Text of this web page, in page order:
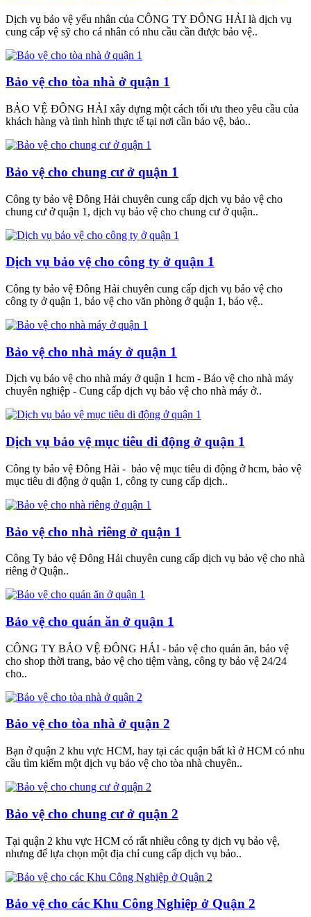
Dịch vụ bảo vệ yếu nhân của CÔNG TY ĐÔNG HẢI là dịch vụ
cung cấp vệ sỹ cho cá nhân có nhu cầu cần được bảo vệ..
Bảo vệ cho tòa nhà ở quận 1
BẢO VỆ ĐÔNG HẢI xây dựng một cách tối ưu theo yêu cầu của
khách hàng và tình hình thực tế tại nơi cần bảo vệ, bảo..
Bảo vệ cho chung cư ở quận 1
Công ty bảo vệ Đông Hải chuyên cung cấp dịch vụ bảo vệ cho
chung cư ở quận 1, dịch vụ bảo vệ cho chung cư ở quận..
Dịch vụ bảo vệ cho công ty ở quận 1
Công ty bảo vệ Đông Hải chuyên cung cấp dịch vụ bảo vệ cho
công ty ở quận 1, bảo vệ cho văn phòng ở quận 1, bảo vệ..
Bảo vệ cho nhà máy ở quận 1
Dịch vụ bảo vệ cho nhà máy ở quận 1 hcm - Bảo vệ cho nhà máy
chuyên nghiệp - Cung cấp dịch vụ bảo vệ cho nhà máy ở..
Dịch vụ bảo vệ mục tiêu di động ở quận 1
Công ty bảo vệ Đông Hải - bảo vệ mục tiêu di động ở hcm, bảo vệ
mục tiêu di động ở quận 1, công ty cung cấp dịch..
Bảo vệ cho nhà riêng ở quận 1
Công Ty bảo vệ Đông Hải chuyên cung cấp dịch vụ bảo vệ cho nhà
riêng ở Quận..
Bảo vệ cho quán ăn ở quận 1
CÔNG TY BẢO VỆ ĐÔNG HẢI - bảo vệ cho quán ăn, bảo vệ
cho shop thời trang, bảo vệ cho tiệm vàng, công ty bảo vệ 24/24
cho..
Bảo vệ cho tòa nhà ở quận 2
Bạn ở quận 2 khu vực HCM, hay tại các quận bất kì ở HCM có nhu
cầu tìm kiếm một dịch vụ bảo vệ cho tòa nhà chuyên..
Bảo vệ cho chung cư ở quận 2
Tại quận 2 khu vực HCM có rất nhiều công ty dịch vụ bảo vệ,
nhưng để lựa chọn một địa chỉ cung cấp dịch vụ bảo..
Bảo vệ cho các Khu Công Nghiệp ở Quận 2